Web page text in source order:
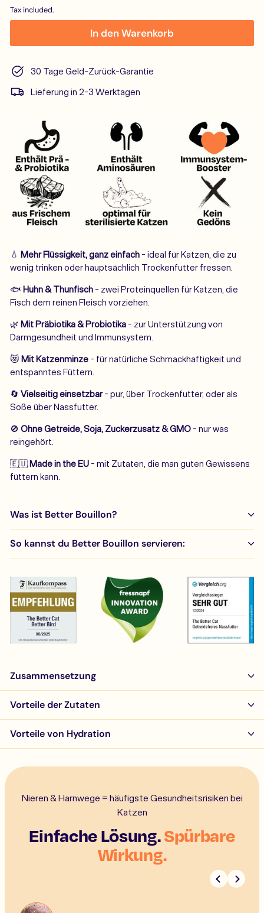
Tax included.
In den Warenkorb
30 Tage Geld-Zurück-Garantie
Lieferung in 2-3 Werktagen
💧 Mehr Flüssigkeit, ganz einfach - ideal für Katzen, die zu
wenig trinken oder hauptsächlich Trockenfutter fressen.
🐟 Huhn & Thunfisch - zwei Proteinquellen für Katzen, die
Fisch dem reinen Fleisch vorziehen.
🌿 Mit Präbiotika & Probiotika - zur Unterstützung von
Darmgesundheit und Immunsystem.
😻 Mit Katzenminze - für natürliche Schmackhaftigkeit und
entspanntes Füttern.
🔄 Vielseitig einsetzbar- pur, über Trockenfutter, oder als
Soße über Nassfutter.
🚫 Ohne Getreide, Soja, Zuckerzusatz & GMO - nur was
reingehört.
🇪🇺 Made in the EU - mit Zutaten, die man guten Gewissens
füttern kann.
Was ist Better Bouillon?
So kannst du Better Bouillon servieren:
Zusammensetzung
Vorteile der Zutaten
Vorteile von Hydration
Nieren & Harnwege = häufigste Gesundheitsrisiken bei
Katzen
Einfache Lösung.Spürbare
Wirkung.